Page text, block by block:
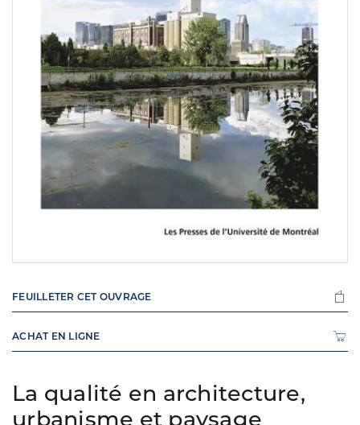
La qualité en architecture,
urbanisme et paysage
FEUILLETER CET OUVRAGE
ACHAT EN LIGNE